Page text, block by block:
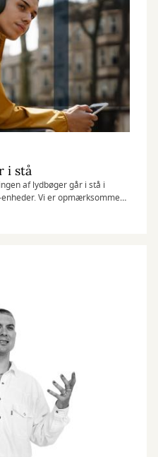
i stå
af lydbøger går i stå i
Vi er opmærksomme
en løsning.